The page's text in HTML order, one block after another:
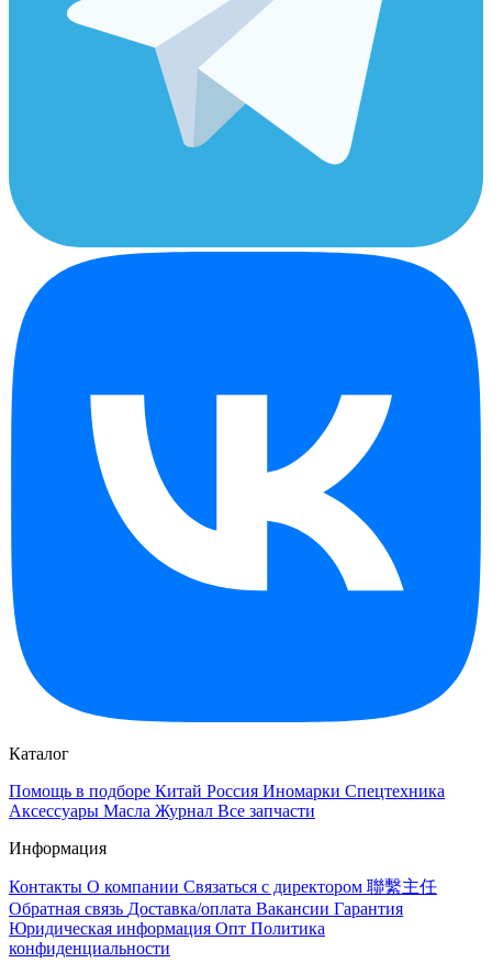
Каталог
Помощь в подборе Китай Россия Иномарки Спецтехника
Аксессуары Масла Журнал Все запчасти
Информация
Контакты О компании Связаться с директором 聯繫主任
Обратная связь Доставка/оплата Вакансии Гарантия
Юридическая информация Опт Политика
конфиденциальности